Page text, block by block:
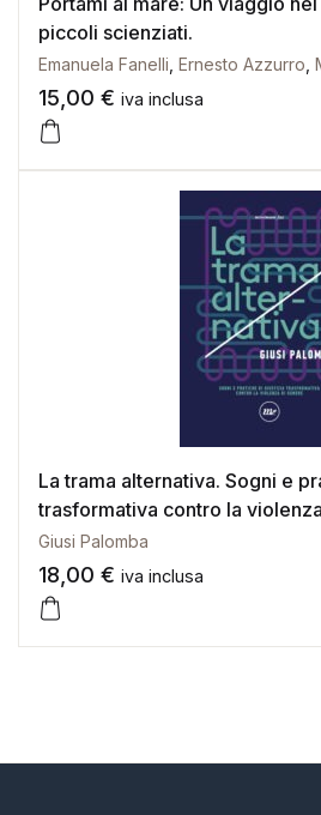
piccoli scienziati.
Emanuela Fanelli Ernesto Azzurro
15,00 € iva inclusa
La trama alternativa. Sogni e
trasformativa contro la
Giusi Palomba
18,00 € iva inclusa